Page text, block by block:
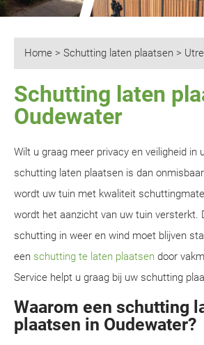
Home > Schutting laten plaatsen >
Schutting laten
Oudewater
Wilt u graag meer privacy en veiligheid in
schutting laten plaatsen is dan
wordt uw tuin met kwaliteit
wordt het aanzicht van uw tuin versterkt.
schutting in weer en wind moet blijven
een schutting te laten plaatsen door
Service helpt u graag bij uw schutting
Waarom een schutting
plaatsen in Oudewater?